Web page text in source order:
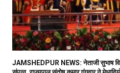
JAMSHEDPUR NEWS: नेताजी सुभाष